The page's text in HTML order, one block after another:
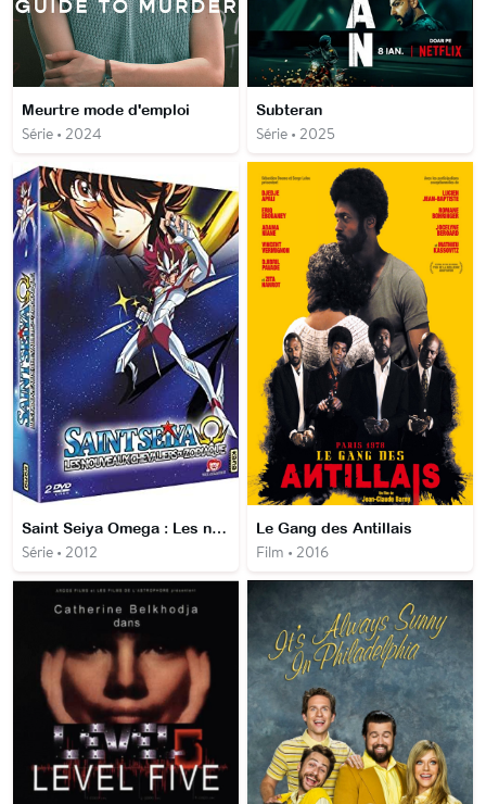
Meurtre mode d'emploi
Série • 2024
Subteran
Série • 2025
Saint Seiya Omega : Les nouveaux Chevaliers du Zodiaque
Série • 2012
Le Gang des Antillais
Film • 2016